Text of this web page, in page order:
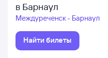
в Барнаул
Междуреченск - Барнаул
Найти билеты